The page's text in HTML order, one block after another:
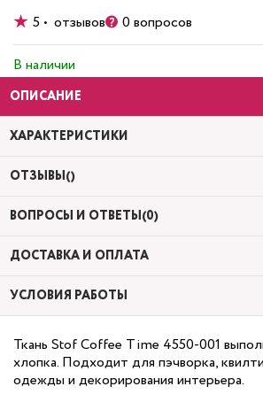
5 • отзывов 0 вопросов
В наличии
ОПИСАНИЕ
ХАРАКТЕРИСТИКИ
ОТЗЫВЫ()
ВОПРОСЫ И ОТВЕТЫ(0)
ДОСТАВКА И ОПЛАТА
УСЛОВИЯ РАБОТЫ
Ткань Stof Coffee Time 4550-001
хлопка. Подходит для пэчворка,
одежды и декорирования интерьера.